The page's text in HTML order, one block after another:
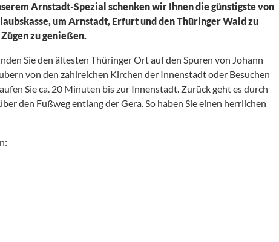
Arnstadt-Spezial schenken wir Ihnen die günstigste von
um Arnstadt, Erfurt und den Thüringer Wald zu
zu genießen.
Sie den ältesten Thüringer Ort auf den Spuren von Johann
von den zahlreichen Kirchen der Innenstadt oder Besuchen
Sie ca. 20 Minuten bis zur Innenstadt. Zurück geht es durch
den Fußweg entlang der Gera. So haben Sie einen herrlichen